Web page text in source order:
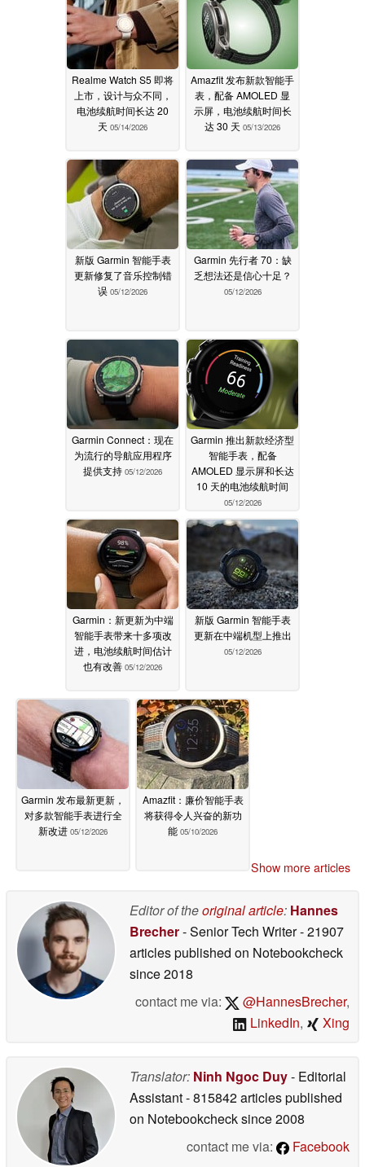
Realme Watch S5 即将
上市，设计与众不同，
电池续航时间长达 20
天 05/14/2026
Amazfit 发布新款智能手
表，配备 AMOLED 显
示屏，电池续航时间长
达 30 天 05/13/2026
新版 Garmin 智能手表
更新修复了音乐控制错
误 05/12/2026
Garmin 先行者 70：缺
乏想法还是信心十足？
05/12/2026
Garmin Connect：现在
为流行的导航应用程序
提供支持 05/12/2026
Garmin 推出新款经济型
智能手表，配备
AMOLED 显示屏和长达
10 天的电池续航时间
05/12/2026
Garmin：新更新为中端
智能手表带来十多项改
进，电池续航时间估计
也有改善 05/12/2026
新版 Garmin 智能手表
更新在中端机型上推出
05/12/2026
Garmin 发布最新更新，
对多款智能手表进行全
新改进 05/12/2026
Amazfit：廉价智能手表
将获得令人兴奋的新功
能 05/10/2026
Show more articles
Editor of theoriginal article: Hannes
Brecher- Senior Tech Writer- 21907
articles published on Notebookcheck
since 2018
contact me via:
@HannesBrecher,
LinkedIn, Xing
Translator: Ninh Ngoc Duy- Editorial
Assistant- 815842 articles published
on Notebookchecksince 2008
contact me via:
Facebook